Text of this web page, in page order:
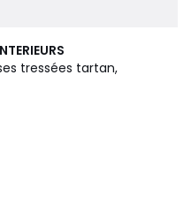
tressées tartan,